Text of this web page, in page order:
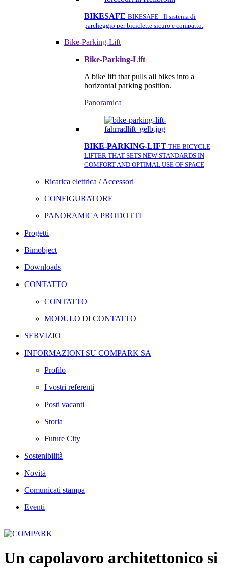
BIKESAFE BIKESAFE - Il sistema di
parcheggio per biciclette sicuro e compatto.
Bike-Parking-Lift
Bike-Parking-Lift
A bike lift that pulls all bikes into a
horizontal parking position.
Panoramica
BIKE-PARKING-LIFT THE BICYCLE
LIFTER THAT SETS NEW STANDARDS IN
COMFORT AND OPTIMAL USE OF SPACE
Ricarica elettrica / Accessori
CONFIGURATORE
PANORAMICA PRODOTTI
Progetti
Bimobject
Downloads
CONTATTO
CONTATTO
MODULO DI CONTATTO
SERVIZIO
INFORMAZIONI SU COMPARK SA
Profilo
I vostri referenti
Posti vacanti
Storia
Future City
Sostenibilità
Novità
Comunicati stampa
Eventi
Un capolavoro architettonico si